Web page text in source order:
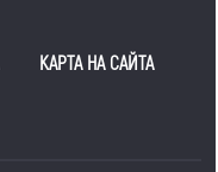
КАРТА НА САЙТА